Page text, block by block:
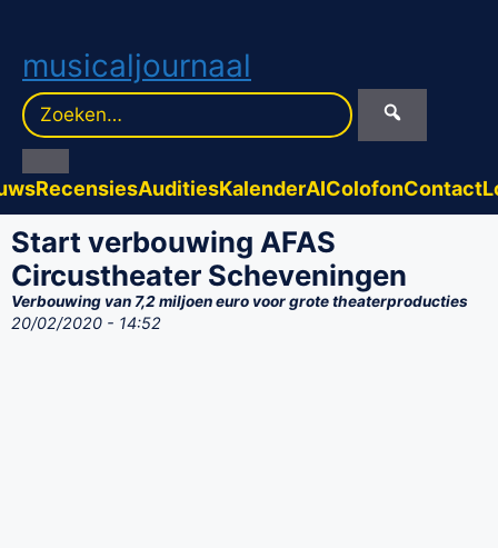
musicaljournaal
Zoek
naar:
RecensiesAuditiesKalenderAIColofonContact
Start verbouwing AFAS
Circustheater Scheveningen
Verbouwing van 7,2 miljoen euro voor grote theaterproducties
20/02/2020 - 14:52